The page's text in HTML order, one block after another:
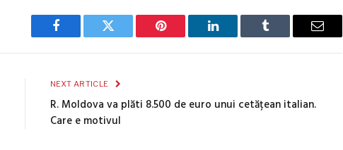
Facebook Twitter Pinterest LinkedIn Tumblr Email
NEXT ARTICLE
R. Moldova va plăti 8.500 de euro unui cetățean italian.
Care e motivul